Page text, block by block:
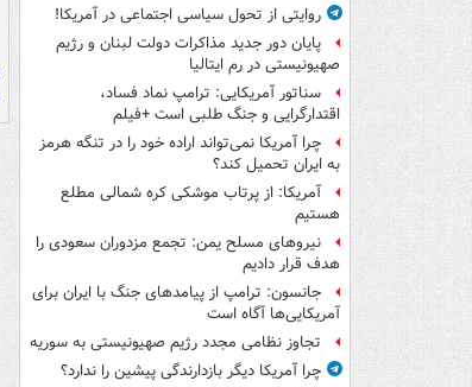
روایتی از تحول سیاسی اجتماعی در آمریکا!
پایان دور جدید مذاکرات دولت لبنان و رژیم
صهیونیستی در رم ایتالیا
سناتور آمریکایی: ترامپ نماد فساد،
اقتدارگرایی و جنگ طلبی است +فیلم
چرا آمریکا نمی‌تواند اراده خود را در تنگه هرمز
به ایران تحمیل کند؟
آمریکا: از پرتاب موشکی کره شمالی مطلع
هستیم
نیروهای مسلح یمن: تجمع مزدوران سعودی را
هدف قرار دادیم
جانسون: ترامپ از پیامدهای جنگ با ایران برای
آمریکایی‌ها آگاه است
تجاوز نظامی مجدد رژیم صهیونیستی به سوریه
چرا آمریکا دیگر بازدارندگی پیشین را ندارد؟